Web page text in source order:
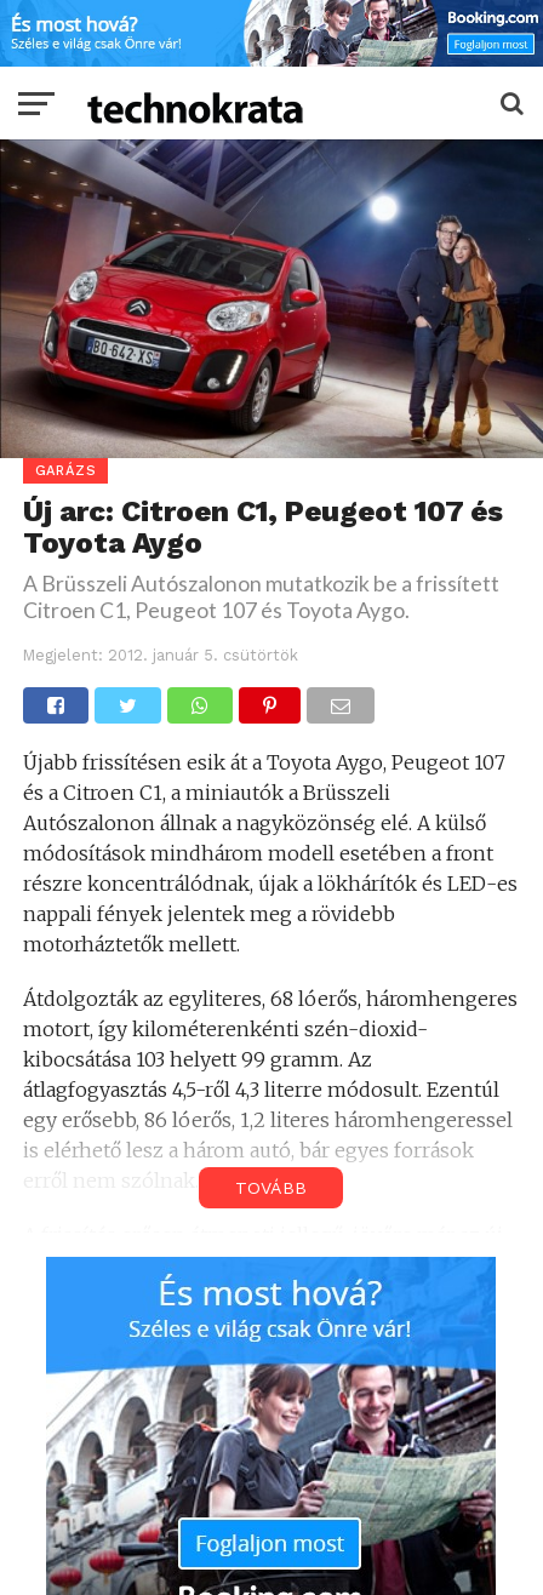
GARÁZS
Új arc: Citroen C1, Peugeot 107 és
Toyota Aygo
A Brüsszeli Autószalonon mutatkozik be a frissített
Citroen C1, Peugeot 107 és Toyota Aygo.
Megjelent: 2012. január 5. csütörtök
Újabb frissítésen esik át a Toyota Aygo, Peugeot 107
és a Citroen C1, a miniautók a Brüsszeli
Autószalonon állnak a nagyközönség elé. A külső
módosítások mindhárom modell esetében a front
részre koncentrálódnak, újak a lökhárítók és LED-es
nappali fények jelentek meg a rövidebb
motorháztetők mellett.
Átdolgozták az egyliteres, 68 lóerős, háromhengeres
motort, így kilométerenkénti szén-dioxid-
kibocsátása 103 helyett 99 gramm. Az
átlagfogyasztás 4,5-ről 4,3 literre módosult. Ezentúl
egy erősebb, 86 lóerős, 1,2 literes háromhengeressel
is elérhető lesz a három autó, bár egyes források
erről nem szólnak.
TOVÁBB